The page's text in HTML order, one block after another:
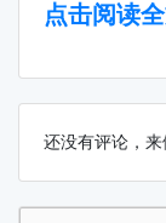
点击阅读
还没有评论，